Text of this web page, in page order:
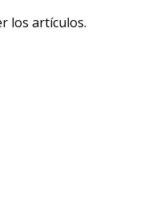
los artículos.